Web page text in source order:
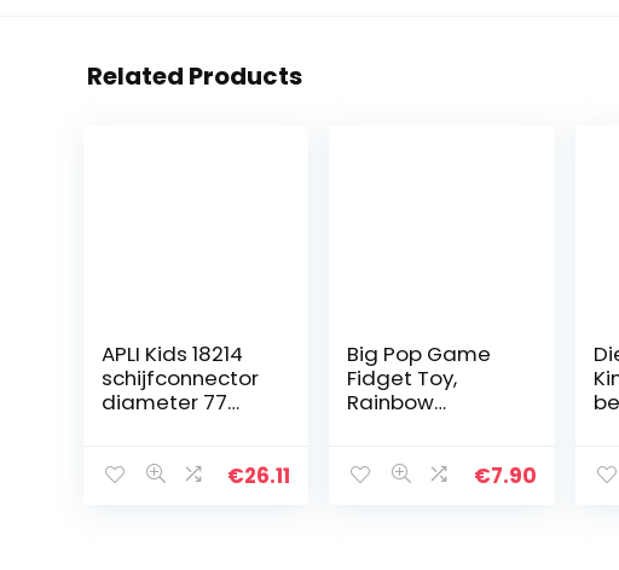
Related Products
APLI Kids 18214
schijfconnector
diameter 77
€26.11
Big Pop Game
Fidget Toy,
Rainbow
Popper Fidget
€7.90